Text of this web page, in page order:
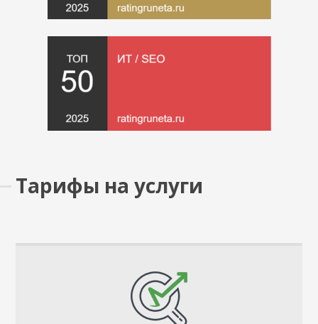
Тарифы на услуги